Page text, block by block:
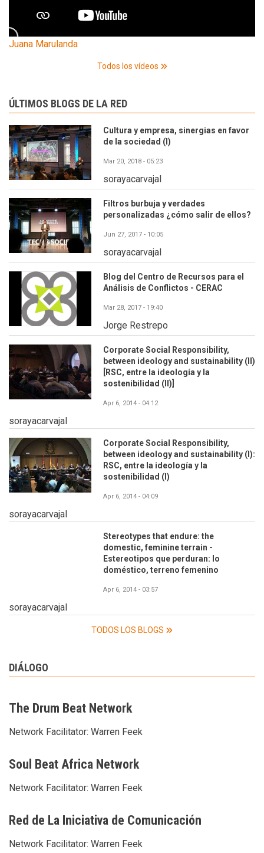
Juana Marulanda
Todos los vídeos
ÚLTIMOS BLOGS DE LA RED
Cultura y empresa, sinergias en favor
de la sociedad (I)
Mar 20, 2018 - 05:23
sorayacarvajal
Filtros burbuja y verdades
personalizadas ¿cómo salir de ellos?
Jun 27, 2017 - 10:05
sorayacarvajal
Blog del Centro de Recursos para el
Análisis de Conflictos - CERAC
Mar 28, 2017 - 19:40
Jorge Restrepo
Corporate Social Responsibility,
between ideology and sustainability (II)
[RSC, entre la ideología y la
sostenibilidad (II)]
Apr 6, 2014 - 04:12
sorayacarvajal
Corporate Social Responsibility,
between ideology and sustainability (I):
RSC, entre la ideología y la
sostenibilidad (I)
Apr 6, 2014 - 04:09
sorayacarvajal
Stereotypes that endure: the
domestic, feminine terrain -
Estereotipos que perduran: lo
doméstico, terreno femenino
Apr 6, 2014 - 03:57
sorayacarvajal
TODOS LOS BLOGS
DIÁLOGO
The Drum Beat Network
Network Facilitator: Warren Feek
Soul Beat Africa Network
Network Facilitator: Warren Feek
Red de La Iniciativa de Comunicación
Network Facilitator: Warren Feek